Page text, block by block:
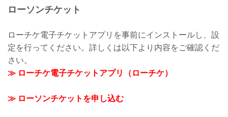
ローソンチケット
ローチケ電子チケットアプリを事前にインストールし、設
定を行ってください。詳しくは以下より内容をご確認くだ
さい。
≫ ローチケ電子チケットアプリ（ローチケ）
≫ ローソンチケットを申し込む